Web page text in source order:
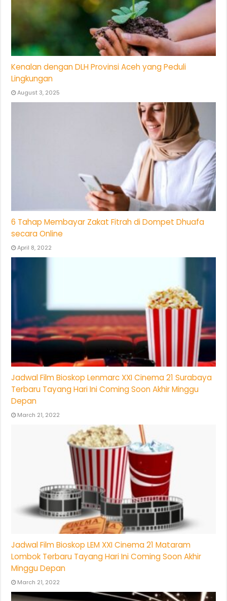
Kenalan dengan DLH Provinsi Aceh yang Peduli
Lingkungan
August 3, 2025
6 Tahap Membayar Zakat Fitrah di Dompet Dhuafa
secara Online
April 8, 2022
Jadwal Film Bioskop Lenmarc XXI Cinema 21 Surabaya
Terbaru Tayang Hari Ini Coming Soon Akhir Minggu
Depan
March 21, 2022
Jadwal Film Bioskop LEM XXI Cinema 21 Mataram
Lombok Terbaru Tayang Hari Ini Coming Soon Akhir
Minggu Depan
March 21, 2022